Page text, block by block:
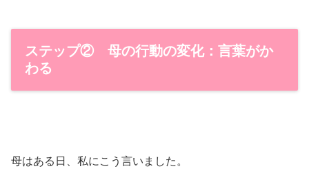
ステップ② 母の行動の変化：言葉がか
わる
母はある日、私にこう言いました。